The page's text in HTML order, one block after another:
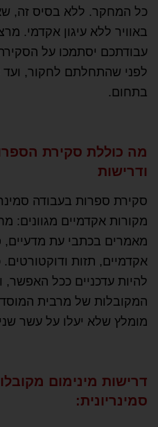
כל המחקר. ללא בסיס זה,
באוויר ללא עיגון אקדמי.
עבודתכם יסתמכו על
לפני שהתחלתם לחקור,
בתחום.
מה כוללת סקירת
ודרישות
סקירת ספרות בעבודה
מקורות אקדמיים מגוונים:
מאמרים בכתבי עת
אקדמיים, תזות
להיות עדכניים ככל האפשר,
המקובלות של מרבית
מומלץ שלא יעלו על עשר
דרישות מינימום
סמינריונית: